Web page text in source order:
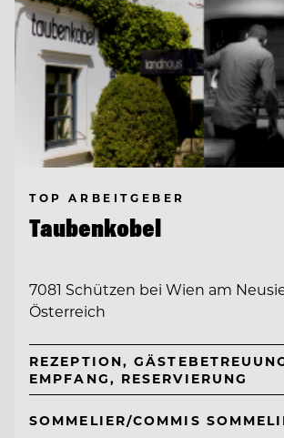
TOP ARBEITGEBER
Taubenkobel
7081 Schützen bei Wien am
Österreich
REZEPTION,
EMPFANG, RESERVIERUNG
SOMMELIER/COMMIS